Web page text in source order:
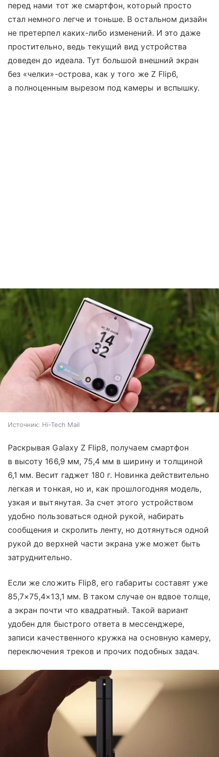
перед нами тот же смартфон, который просто
стал немного легче и тоньше. В остальном дизайн
не претерпел каких-либо изменений. И это даже
простительно, ведь текущий вид устройства
доведен до идеала. Тут большой внешний экран
без «челки»-острова, как у того же Z Flip6,
а полноценным вырезом под камеры и вспышку.
Источник: Hi-Tech Mail
Раскрывая Galaxy Z Flip8, получаем смартфон
в высоту 166,9 мм, 75,4 мм в ширину и толщиной
6,1 мм. Весит гаджет 180 г. Новинка действительно
легкая и тонкая, но и, как прошлогодняя модель,
узкая и вытянутая. За счет этого устройством
удобно пользоваться одной рукой, набирать
сообщения и скролить ленту, но дотянуться одной
рукой до верхней части экрана уже может быть
затруднительно.
Если же сложить Flip8, его габариты составят уже
85,7×75,4×13,1 мм. В таком случае он вдвое толще,
а экран почти что квадратный. Такой вариант
удобен для быстрого ответа в мессенджере,
записи качественного кружка на основную камеру,
переключения треков и прочих подобных задач.